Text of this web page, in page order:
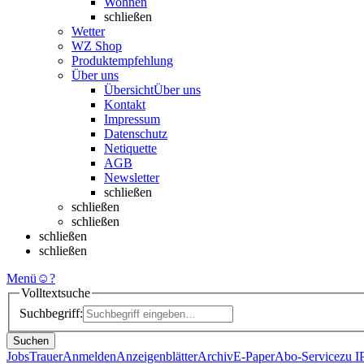
schließen
Wetter
WZ Shop
Produktempfehlung
Über uns
ÜbersichtÜber uns
Kontakt
Impressum
Datenschutz
Netiquette
AGB
Newsletter
schließen
schließen
schließen
schließen
schließen
Menü ☺?
Volltextsuche
Suchbegriff:
Suchen
JobsTrauerAnmeldenAnzeigenblätterArchivE-PaperAbo-Servicezu